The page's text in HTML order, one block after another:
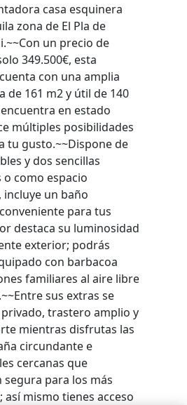
casa esquinera
zona de El Pla de
un precio de
349.500€, esta
con una amplia
de 161 m2 y útil de 140
en estado
múltiples posibilidades
tu gusto.~~Dispone de
y dos sencillas
como espacio
incluye un baño
para tus
destaca su luminosidad
exterior; podrás
con barbacoa
familiares al aire libre
sus extras se
trastero amplio y
mientras disfrutas las
circundante e
cercanas que
para los más
mismo tienes acceso